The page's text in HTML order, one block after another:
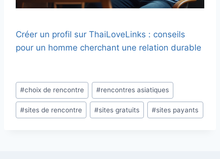
Créer un profil sur ThaiLoveLinks : conseils
pour un homme cherchant une relation durable
Étiquettes
de
la
#choix de rencontre #rencontres asiatiques
#sites de rencontre #sites gratuits #sites payants